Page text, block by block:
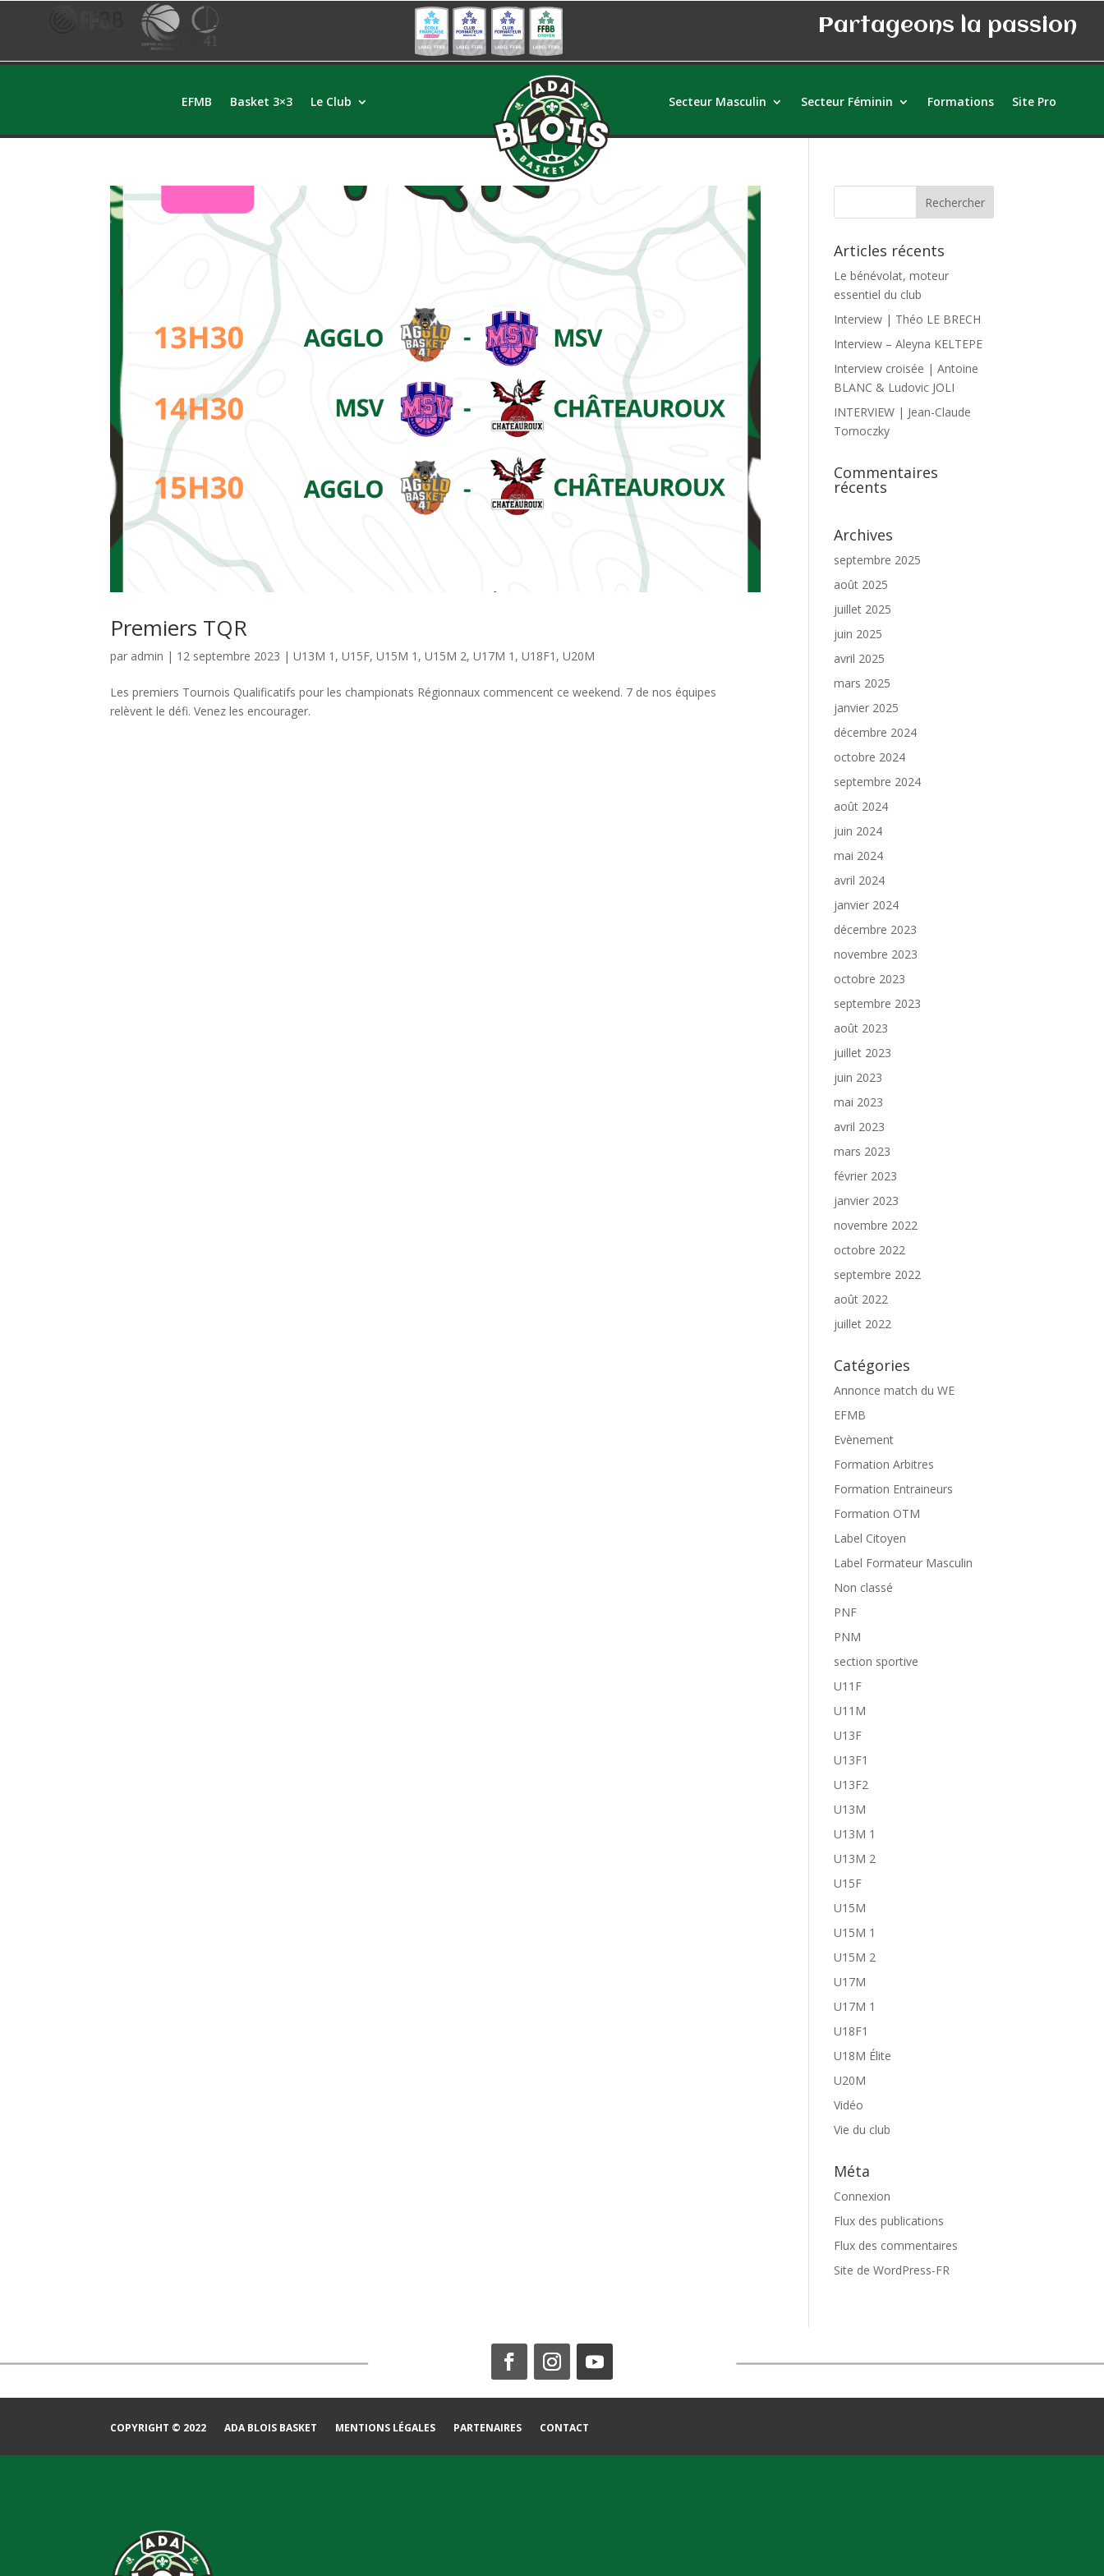
Partageons la passion
EFMB Basket 3×3 Le Club Secteur Masculin Secteur Féminin Formations Site Pro
Premiers TQR
par admin | 12 septembre 2023 |U13M 1 ,U15F,U15M 1 ,U15M 2,U17M 1 ,U18F1 ,U20M
Les premiers Tournois Qualificatifs pour les championats Régionnaux commencent ce weekend. 7 de nos équipes
relèvent le défi. Venez les encourager.
Articles récents
Le bénévolat, moteur
essentiel du club
Interview | Théo LE BRECH
Interview – Aleyna KELTEPE
Interview croisée | Antoine
BLANC & Ludovic JOLI
INTERVIEW | Jean-Claude
Tornoczky
Commentaires
récents
Archives
septembre 2025
août 2025
juillet 2025
juin 2025
avril 2025
mars 2025
janvier 2025
décembre 2024
octobre 2024
septembre 2024
août 2024
juin 2024
mai 2024
avril 2024
janvier 2024
décembre 2023
novembre 2023
octobre 2023
septembre 2023
août 2023
juillet 2023
juin 2023
mai 2023
avril 2023
mars 2023
février 2023
janvier 2023
novembre 2022
octobre 2022
septembre 2022
août 2022
juillet 2022
Catégories
Annonce match du WE
EFMB
Evènement
Formation Arbitres
Formation Entraineurs
Formation OTM
Label Citoyen
Label Formateur Masculin
Non classé
PNF
PNM
section sportive
U11F
U11M
U13F
U13F1
U13F2
U13M
U13M 1
U13M 2
U15F
U15M
U15M 1
U15M 2
U17M
U17M 1
U18F1
U18M Élite
U20M
Vidéo
Vie du club
Méta
Connexion
Flux des publications
Flux des commentaires
Site de WordPress-FR
COPYRIGHT © 2022 ADA BLOIS BASKET MENTIONS LÉGALES PARTENAIRES CONTACT